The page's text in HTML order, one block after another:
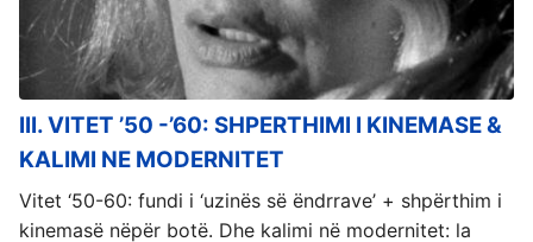
III. VITET ’50 -’60: SHPERTHIMI I KINEMASE &
KALIMI NE MODERNITET
Vitet ‘50-60: fundi i ‘uzinës së ëndrrave’ + shpërthim i
kinemasë nëpër botë. Dhe kalimi në modernitet: la